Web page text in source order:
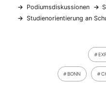
Podiumsdiskussionen
Studienorientierung an
BONN